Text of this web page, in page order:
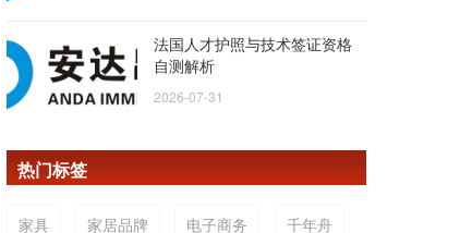
法国人才护照与技术签证资格
自测解析
2026-07-31
热门标签
家具 家居品牌 电子商务 千年舟